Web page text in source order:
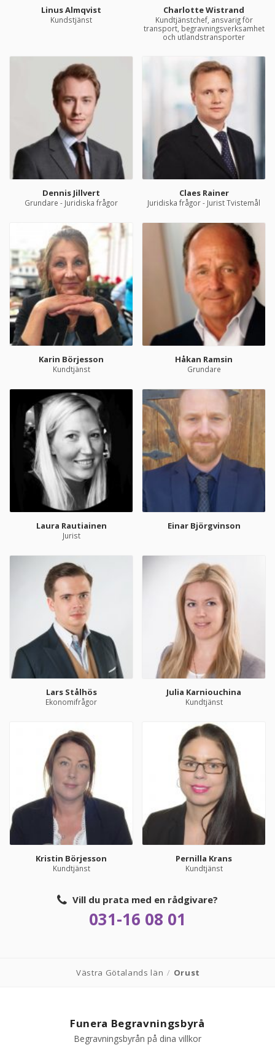
Linus Almqvist
Kundstjänst
Charlotte Wistrand
Kundtjänstchef, ansvarig för
transport, begravningsverksamhet
och utlandstransporter
Dennis Jillvert
Grundare - Juridiska frågor
Claes Rainer
Juridiska frågor - Jurist Tvistemål
Karin Börjesson
Kundtjänst
Håkan Ramsin
Grundare
Laura Rautiainen
Jurist
Einar Björgvinson
Lars Stålhös
Ekonomifrågor
Julia Karniouchina
Kundtjänst
Kristin Börjesson
Kundtjänst
Pernilla Krans
Kundtjänst
Vill du prata med en rådgivare?
031-16 08 01
Västra Götalands län / Orust
Funera Begravningsbyrå
Begravningsbyrån på dina villkor